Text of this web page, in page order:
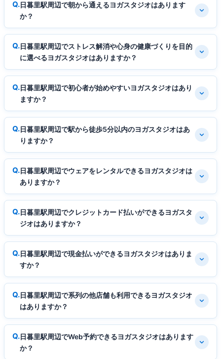
日暮里駅周辺で朝から通えるヨガスタジオはあります
か？
日暮里駅周辺でストレス解消や心身の健康づくりを目的
に選べるヨガスタジオはありますか？
日暮里駅周辺で初心者が始めやすいヨガスタジオはあり
ますか？
日暮里駅周辺で駅から徒歩5分以内のヨガスタジオはあ
りますか？
日暮里駅周辺でウェアをレンタルできるヨガスタジオは
ありますか？
日暮里駅周辺でクレジットカード払いができるヨガスタ
ジオはありますか？
日暮里駅周辺で現金払いができるヨガスタジオはありま
すか？
日暮里駅周辺で系列の他店舗も利用できるヨガスタジオ
はありますか？
日暮里駅周辺でWeb予約できるヨガスタジオはあります
か？